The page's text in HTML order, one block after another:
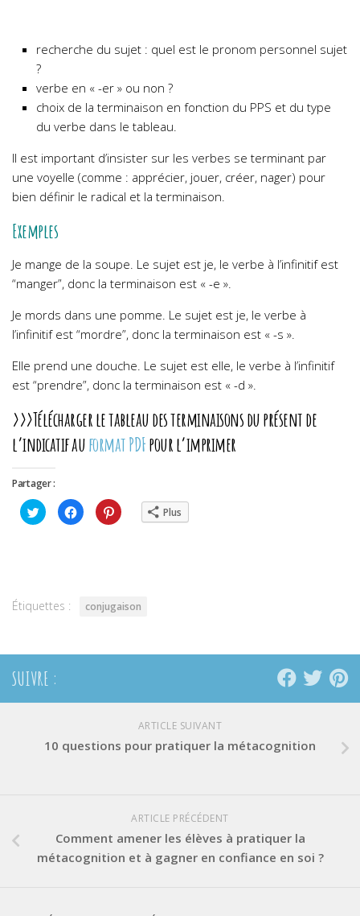
recherche du sujet : quel est le pronom personnel sujet
?
verbe en « -er » ou non ?
choix de la terminaison en fonction du PPS et du type
du verbe dans le tableau.
Il est important d’insister sur les verbes se terminant par
une voyelle (comme : apprécier, jouer, créer, nager) pour
bien définir le radical et la terminaison.
Exemples
Je mange de la soupe. Le sujet est je, le verbe à l’infinitif est
“manger”, donc la terminaison est « -e ».
Je mords dans une pomme. Le sujet est je, le verbe à
l’infinitif est “mordre”, donc la terminaison est « -s ».
Elle prend une douche. Le sujet est elle, le verbe à l’infinitif
est “prendre”, donc la terminaison est « -d ».
>>>Télécharger le tableau des terminaisons du présent de
l’indicatif auformat PDFpour l’imprimer
Partager :
Cliquez
pour
partager
Cliquez
pour
partager
Cliquez
pour Plus
Étiquettes : conjugaison
SUIVRE :
ARTICLE SUIVANT
10 questions pour pratiquer la métacognition
ARTICLE PRÉCÉDENT
Comment amener les élèves à pratiquer la
métacognition et à gagner en confiance en soi ?